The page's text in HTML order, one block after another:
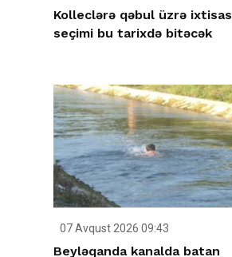
Kolleclərə qəbul üzrə ixtisas
seçimi bu tarixdə bitəcək
07 Avqust 2026 09:43
Beyləqanda kanalda batan